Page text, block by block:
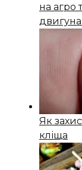
на агро
Як
кліща